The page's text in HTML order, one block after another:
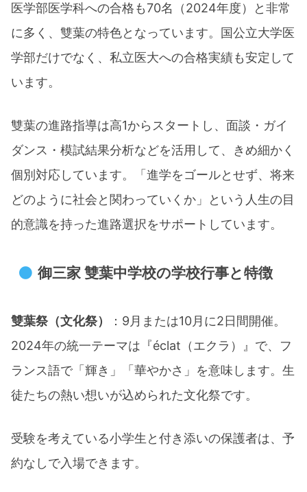
医学部医学科への合格も70名（2024年度）と非常
に多く、雙葉の特色となっています。国公立大学医
学部だけでなく、私立医大への合格実績も安定して
います。​
雙葉の進路指導は高1からスタートし、面談・ガイ
ダンス・模試結果分析などを活用して、きめ細かく
個別対応しています。「進学をゴールとせず、将来
どのように社会と関わっていくか」という人生の目
的意識を持った進路選択をサポートしています。
​御三家 雙葉中学校の学校行事と特徴
雙葉祭（文化祭）
：9月または10月に2日間開催。
2024年の統一テーマは『éclat（エクラ）』で、フ
ランス語で「輝き」「華やかさ」を意味します。生
徒たちの熱い想いが込められた文化祭です。​
受験を考えている小学生と付き添いの保護者は、予
約なしで入場できます。​